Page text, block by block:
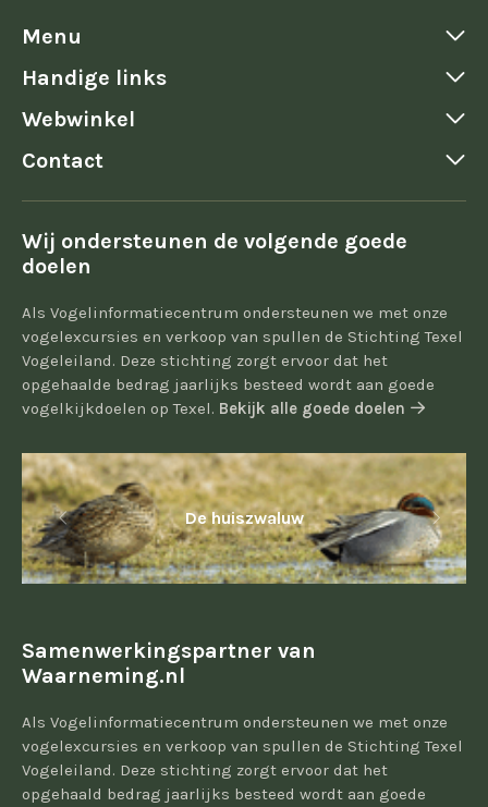
Menu
Handige links
Webwinkel
Contact
Wij ondersteunen de volgende goede
doelen
Als Vogelinformatiecentrum ondersteunen we met onze
vogelexcursies en verkoop van spullen de Stichting Texel
Vogeleiland. Deze stichting zorgt ervoor dat het
opgehaalde bedrag jaarlijks besteed wordt aan goede
vogelkijkdoelen op Texel. Bekijk alle goede doelen
De huiszwaluw
Samenwerkingspartner van
Waarneming.nl
Als Vogelinformatiecentrum ondersteunen we met onze
vogelexcursies en verkoop van spullen de Stichting Texel
Vogeleiland. Deze stichting zorgt ervoor dat het
opgehaald bedrag jaarlijks besteed wordt aan goede